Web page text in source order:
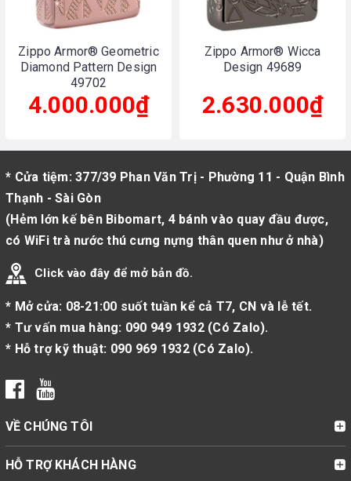
Zippo Armor® Geometric
Diamond Pattern Design
49702
4.000.000₫
Zippo Armor® Wicca
Design 49689
2.630.000₫
* Cửa tiệm: 377/39 Phan Văn Trị - Phường 11 - Quận Bình
Thạnh - Sài Gòn
(Hẻm lớn kế bên Bibomart, 4 bánh vào quay đầu được,
có WiFi trà nước thú cưng nựng thân quen như ở nhà)
Click vào đây để mở bản đồ.
* Mở cửa: 08-21:00 suốt tuần kể cả T7, CN và lễ tết.
* Tư vấn mua hàng: 090 949 1932(Có Zalo).
* Hỗ trợ kỹ thuật: 090 969 1932(Có Zalo).
VỀ CHÚNG TÔI
HỖ TRỢ KHÁCH HÀNG